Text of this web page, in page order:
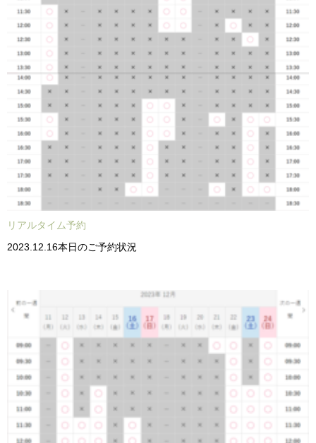
リアルタイム予約
2023.12.16本日のご予約状況